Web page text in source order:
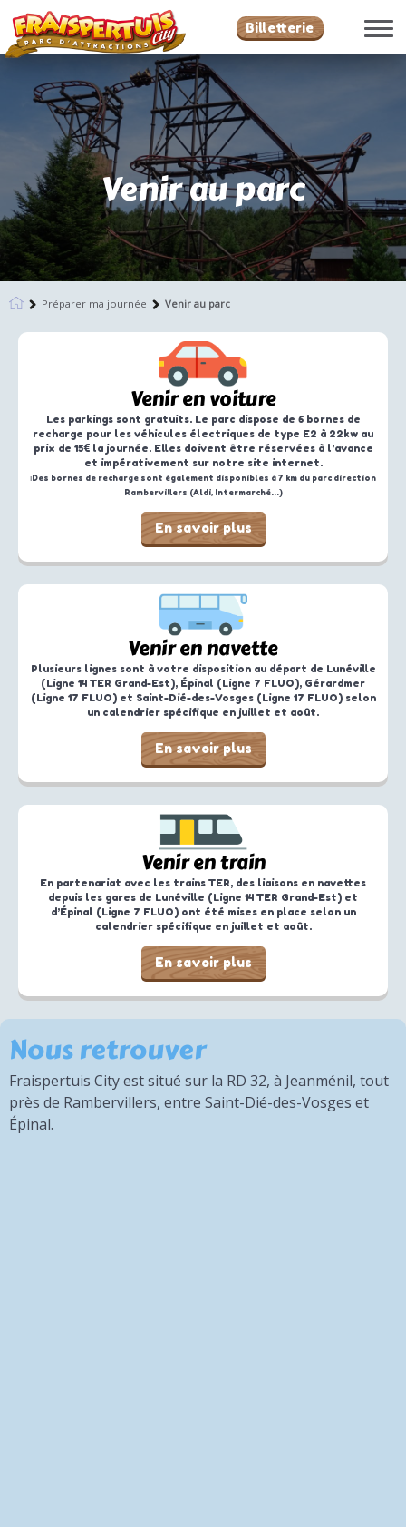
Billetterie
Venir au parc
Préparer ma journée Venir au parc
Venir en voiture
Les parkings sont gratuits. Le parc dispose de 6 bornes de
recharge pour les véhicules électriques de type E2 à 22kw au
prix de 15€ la journée. Elles doivent être réservées à l’avance
et impérativement sur notre site internet.
ℹ️Des bornes de recharge sont également disponibles à 7 km du parc direction
Rambervillers (Aldi, Intermarché…)
En savoir plus
Venir en navette
Plusieurs lignes sont à votre disposition au départ de Lunéville
(Ligne 14 TER Grand-Est), Épinal (Ligne 7 FLUO), Gérardmer
(Ligne 17 FLUO) et Saint-Dié-des-Vosges (Ligne 17 FLUO) selon
un calendrier spécifique en juillet et août.
En savoir plus
Venir en train
En partenariat avec les trains TER, des liaisons en navettes
depuis les gares de Lunéville (Ligne 14 TER Grand-Est) et
d’Épinal (Ligne 7 FLUO) ont été mises en place selon un
calendrier spécifique en juillet et août.
En savoir plus
Nous retrouver
Fraispertuis City est situé sur la RD 32, à Jeanménil, tout
près de Rambervillers, entre Saint-Dié-des-Vosges et
Épinal.